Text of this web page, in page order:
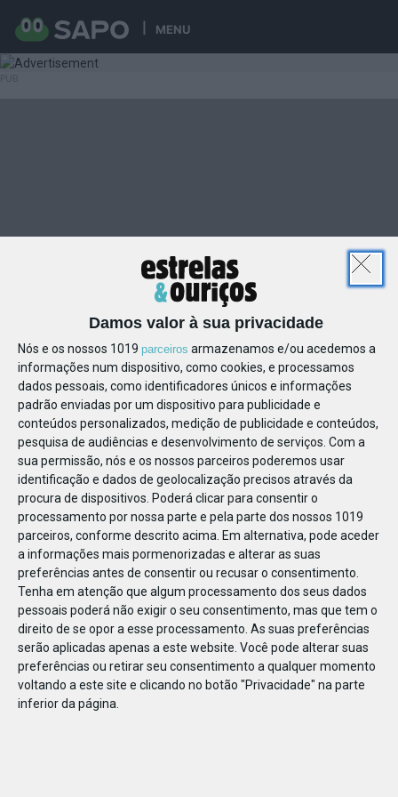
MENU
Damos valor à sua privacidade
Nós e os nossos 1019 parceiros armazenamos e/ou acedemos a
informações num dispositivo, como cookies, e processamos
dados pessoais, como identificadores únicos e informações
padrão enviadas por um dispositivo para publicidade e
conteúdos personalizados, medição de publicidade e conteúdos,
pesquisa de audiências e desenvolvimento de serviços. Com a
sua permissão, nós e os nossos parceiros poderemos usar
identificação e dados de geolocalização precisos através da
procura de dispositivos. Poderá clicar para consentir o
processamento por nossa parte e pela parte dos nossos 1019
parceiros, conforme descrito acima. Em alternativa, pode aceder
a informações mais pormenorizadas e alterar as suas
preferências antes de consentir ou recusar o consentimento.
Tenha em atenção que algum processamento dos seus dados
pessoais poderá não exigir o seu consentimento, mas que tem o
direito de se opor a esse processamento. As suas preferências
serão aplicadas apenas a este website. Você pode alterar suas
preferências ou retirar seu consentimento a qualquer momento
voltando a este site e clicando no botão "Privacidade" na parte
inferior da página.
84349326840203